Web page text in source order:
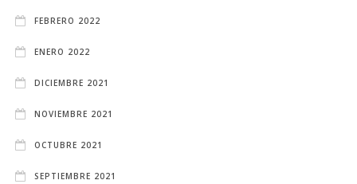
FEBRERO 2022
ENERO 2022
DICIEMBRE 2021
NOVIEMBRE 2021
OCTUBRE 2021
SEPTIEMBRE 2021